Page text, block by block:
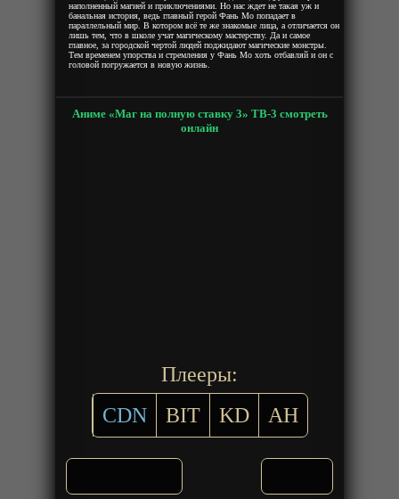
наполненный магией и приключениями. Но нас ждет не такая уж и
банальная история, ведь главный герой Фань Мо попадает в
параллельный мир. В котором всё те же знакомые лица, а отличается он
лишь тем, что в школе учат магическому мастерству. Да и самое
главное, за городской чертой людей поджидают магические монстры.
Тем временем упорства и стремления у Фань Мо хоть отбавляй и он с
головой погружается в новую жизнь.
Аниме «Маг на полную ставку 3» ТВ-3 смотреть
онлайн
Плееры:
CDN
BIT KD AH